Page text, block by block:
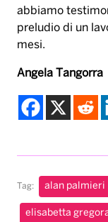
abbiamo
preludio di un
mesi.
Angela Tangorra
Tag: alan palmieri
elisabetta